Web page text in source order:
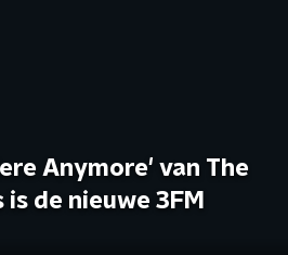
Anymore' van The
is de nieuwe 3FM